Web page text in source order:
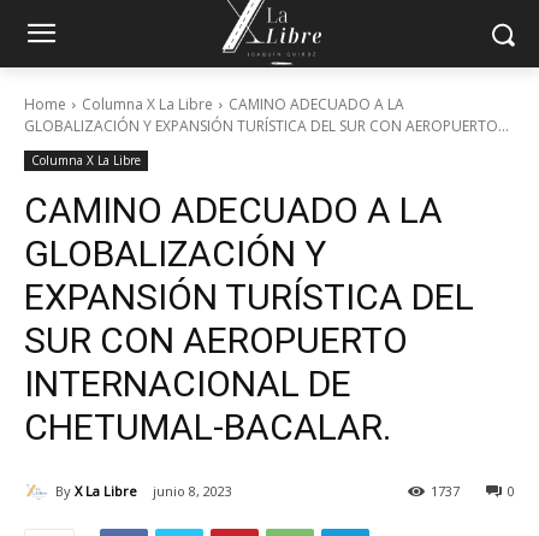
Home Columna X La Libre
CAMINO ADECUADO A LA
GLOBALIZACIÓN Y EXPANSIÓN TURÍSTICA DEL SUR CON AEROPUERTO...
Columna X La Libre
CAMINO ADECUADO A LA
GLOBALIZACIÓN Y
EXPANSIÓN TURÍSTICA DEL
SUR CON AEROPUERTO
INTERNACIONAL DE
CHETUMAL-BACALAR.
By X La Libre junio 8, 2023 0
1737